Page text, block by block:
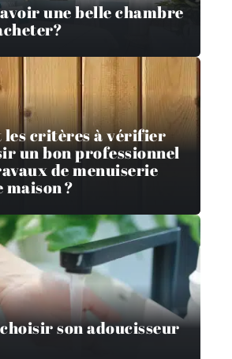
une belle chambre
les critères à vérifier
un bon professionnel
de menuiserie
?
son adoucisseur